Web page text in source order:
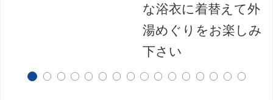
な浴衣に着替えて外
湯めぐりをお楽しみ
下さい